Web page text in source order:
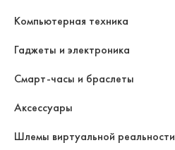
Компьютерная техника
Гаджеты и электроника
Смарт-часы и браслеты
Аксессуары
Шлемы виртуальной реальности